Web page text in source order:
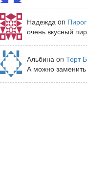
Надежда on
очень вкусный
Альбина on Торт
А можно